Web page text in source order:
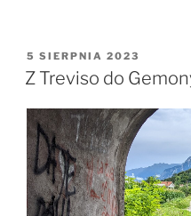
OPUBLIKOWANE
W
5 SIERPNIA 2023
Z Treviso do